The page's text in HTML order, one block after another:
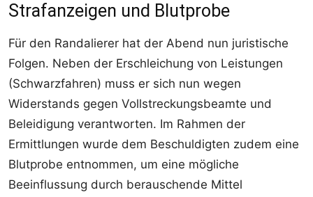
Strafanzeigen und Blutprobe
Für den Randalierer hat der Abend nun juristische
Folgen. Neben der Erschleichung von Leistungen
(Schwarzfahren) muss er sich nun wegen
Widerstands gegen Vollstreckungsbeamte und
Beleidigung verantworten. Im Rahmen der
Ermittlungen wurde dem Beschuldigten zudem eine
Blutprobe entnommen, um eine mögliche
Beeinflussung durch berauschende Mittel